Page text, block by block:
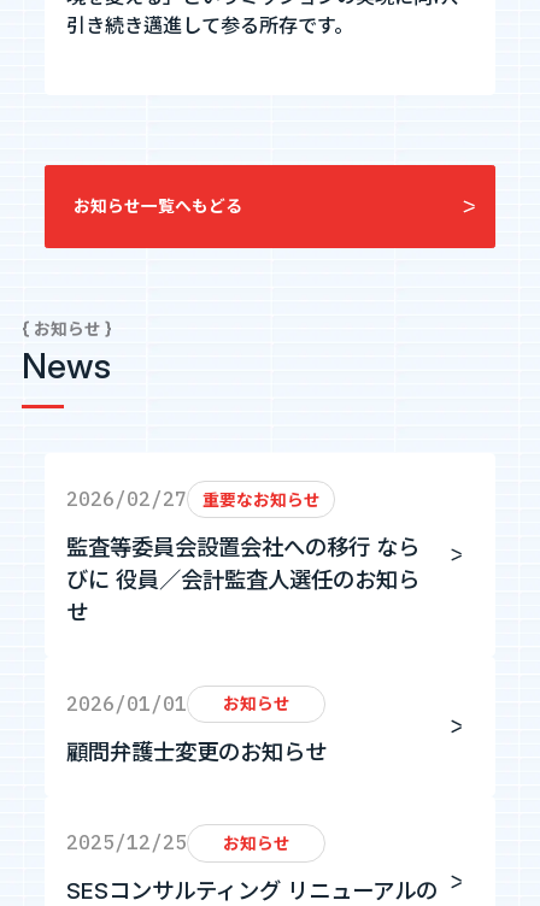
河井智也note (社長ブログ)
Staff Blog
自主的20%るぅる (社員ブログ)
Tech Blog
引き続き邁進して参る所存です。
お知らせ一覧へもどる
{ お知らせ }
News
2026/02/27 重要なお知らせ
監査等委員会設置会社への移行 なら
びに 役員／会計監査人選任のお知ら
せ
2026/01/01 お知らせ
顧問弁護士変更のお知らせ
2025/12/25 お知らせ
SESコンサルティング リニューアルの